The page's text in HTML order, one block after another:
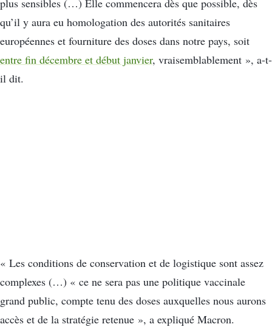
plus sensibles (…) Elle commencera dès que possible, dès
qu’il y aura eu homologation des autorités sanitaires
européennes et fourniture des doses dans notre pays, soit
entre fin décembre et début janvier, vraisemblablement », a-t-
il dit.
« Les conditions de conservation et de logistique sont assez
complexes (…) « ce ne sera pas une politique vaccinale
grand public, compte tenu des doses auxquelles nous aurons
accès et de la stratégie retenue », a expliqué Macron.